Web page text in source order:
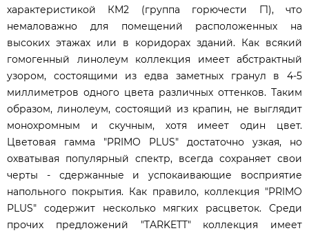
характеристикой КМ2 (группа горючести Г1), что
немаловажно для помещений расположенных на
высоких этажах или в коридорах зданий. Как всякий
гомогенный линолеум коллекция имеет абстрактный
узором, состоящими из едва заметных гранул в 4-5
миллиметров одного цвета различных оттенков. Таким
образом, линолеум, состоящий из крапин, не выглядит
монохромным и скучным, хотя имеет один цвет.
Цветовая гамма "PRIMO PLUS" достаточно узкая, но
охватывая популярный спектр, всегда сохраняет свои
черты - сдержанные и успокаивающие восприятие
напольного покрытия. Как правило, коллекция "PRIMO
PLUS" содержит несколько мягких расцветок. Среди
прочих предложений "TARKETT" коллекция имеет